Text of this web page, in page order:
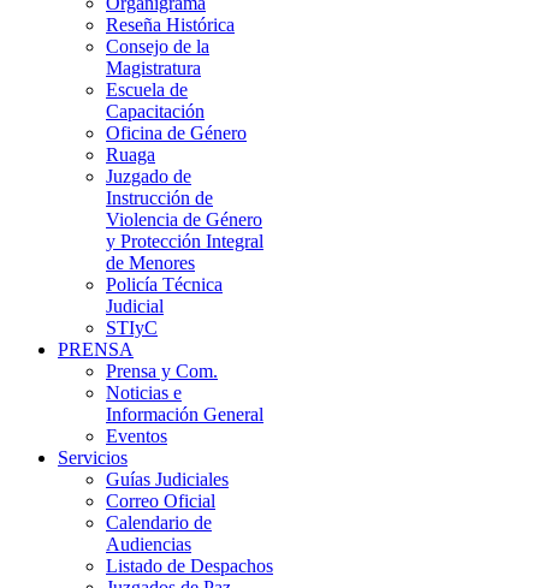
Reseña Histórica
Consejo de la
Magistratura
Escuela de
Capacitación
Oficina de Género
Ruaga
Juzgado de
Instrucción de
Violencia de Género
y Protección Integral
de Menores
Policía Técnica
Judicial
STIyC
PRENSA
Prensa y Com.
Noticias e
Información General
Eventos
Servicios
Guías Judiciales
Correo Oficial
Calendario de
Audiencias
Listado de Despachos